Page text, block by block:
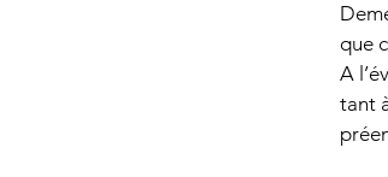
que
A
tant